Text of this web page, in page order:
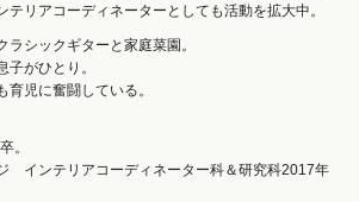
テリアコーディネーターとしても活動を拡大中。
シックギターと家庭菜園。
がひとり。
育児に奮闘している。
。
インテリアコーディネーター科＆研究科2017年